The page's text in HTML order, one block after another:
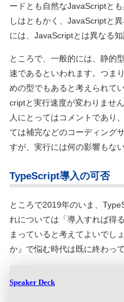
ードとも自然なJavaScriptと
しはともかく、JavaScriptと
には、JavaScriptとは異なる
ところで、一般的には、静的
速であるといわれます。つま
めの型でもあると考えられて
criptと実行速度が変わりませ
人にとってはコメントであり
ては補完などのコーディング
すが、実行には何の影響もない
TypeScript導入の可否
ところで2019年のいま、
れについては「導入すれば得
まっていると考えてよいでし
か』で悩む時代は既に終わっ